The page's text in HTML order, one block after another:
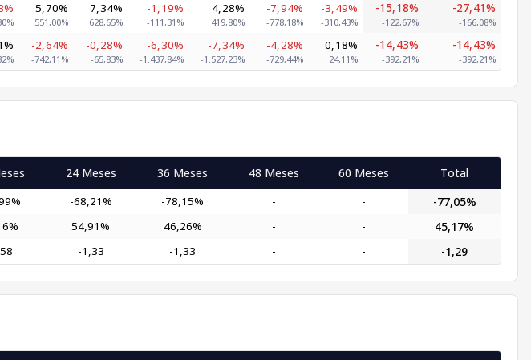
5,70%
551,00%
7,34%
628,65%
-1,19%
-111,31%
4,28%
419,80%
-7,94%
-778,18%
-3,49%
-310,43%
-15,18%
-122,67%
-27,41%
-166,08%
-2,64%
-742,11%
-0,28%
-65,83%
-6,30%
-1.437,84%
-7,34%
-1.527,23%
-4,28%
-729,44%
0,18%
24,11%
-14,43%
-392,21%
-14,43%
-392,21%
24 Meses 36 Meses 48 Meses 60 Meses Total
-68,21% -78,15% - - -77,05%
54,91% 46,26% - - 45,17%
-1,33 -1,33 - - -1,29